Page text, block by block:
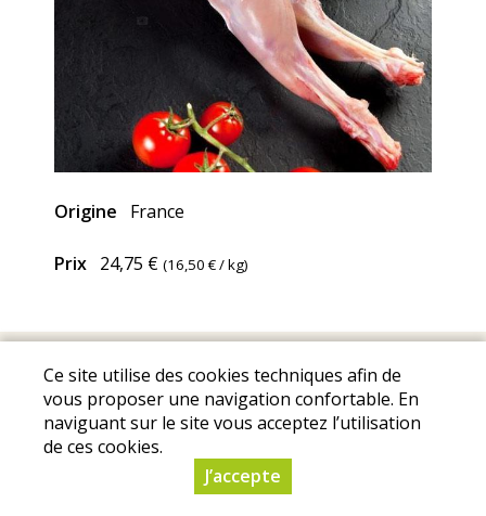
Origine France
Prix 24,75 € (16,50 €/ kg)
Mentions LégalesIConditions Générales de VentesI
Protection des données personnelles
© Copyright 2025 - La Ferme de Portiragnes - Tous droits
réservés - Conception :Sarl Dynapse
Ce site utilise des cookies techniques afin de
vous proposer une navigation confortable. En
naviguant sur le site vous acceptez l’utilisation
de ces cookies.
J’accepte